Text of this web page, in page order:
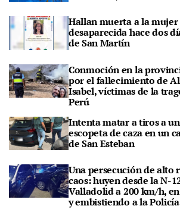
Hallan muerta a la mujer
desaparecida hace dos
de San Martín
Conmoción en la
por el fallecimiento de
Isabel, víctimas de la
Perú
Intenta matar a tiros a
escopeta de caza en un
de San Esteban
Una persecución de alto
caos: huyen desde la N-
Valladolid a 200 km/h,
y embistiendo a la Policía